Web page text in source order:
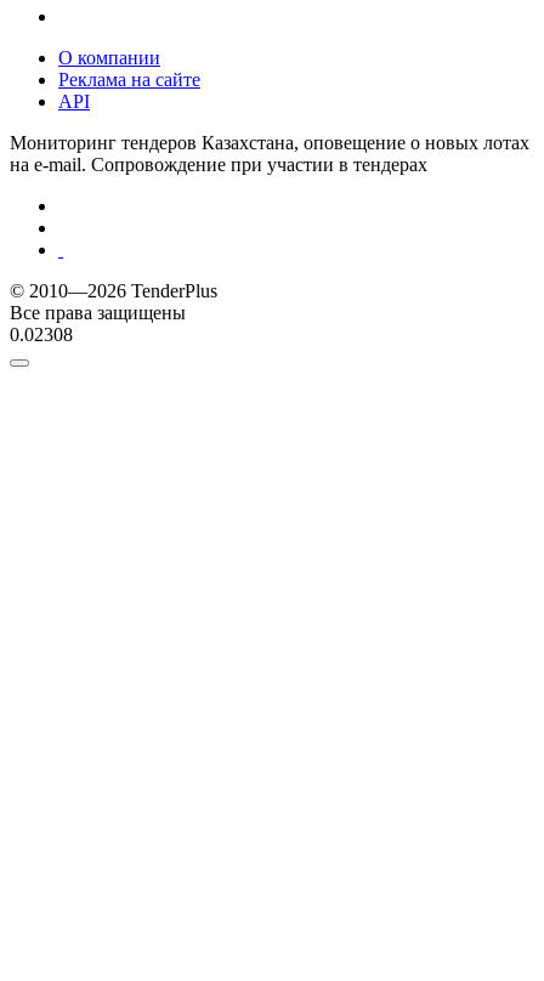
О компании
Реклама на сайте
API
Мониторинг тендеров Казахстана, оповещение о новых лотах
на e-mail. Сопровождение при участии в тендерах
© 2010—2026 TenderPlus
Все права защищены
0.02308